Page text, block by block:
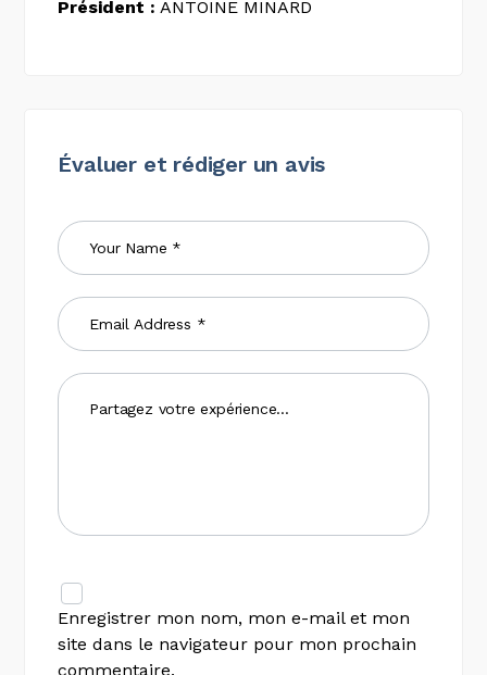
Président : ANTOINE MINARD
Évaluer et rédiger un avis
Enregistrer mon nom, mon e-mail et mon
site dans le navigateur pour mon prochain
commentaire.